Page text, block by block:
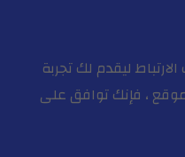
ليقدم لك تجربة
، فإنك توافق على